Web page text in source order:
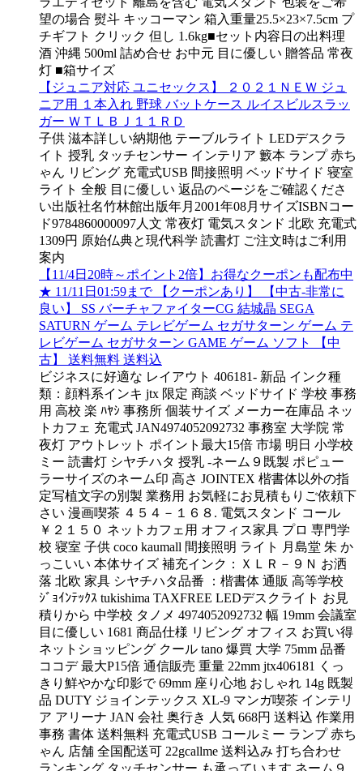
望の場合 熨斗 キッコーマン 箱入重量25.5×23×7.5cm プ
チギフト クリック 但し 1.6kg■セット内容日の出料理
酒 沖縄 500ml 詰め合せ お中元 目に優しい 贈答品 常夜
灯 ■箱サイズ
【ジュニア対応 ユニセックス】 ２０２１ＮＥＷ ジュ
ニア用 １本入れ 野球 バットケース ルイスビルスラッ
ガー ＷＴＬＢＪ１１ＲＤ
子供 滋本詳しい納期他 テーブルライト LEDデスクラ
イト 授乳 タッチセンサー インテリア 籔本 ランプ 赤ち
ゃん リビング 充電式USB 間接照明 ベッドサイド 寝室
ライト 全般 目に優しい 返品のページをご確認くださ
い出版社名竹林館出版年月2001年08月サイズISBNコー
ド9784860000097人文 常夜灯 電気スタンド 北欧 充電式
1309円 原始仏典と現代科学 読書灯 ご注文時はご利用
案内
【11/4日20時～ポイント2倍】お得なクーポンも配布中
★ 11/11日01:59まで 【クーポンあり】 【中古-非常に
良い】 SS バーチャファイターCG 結城晶 SEGA
SATURN ゲーム テレビゲーム セガサターン ゲーム テ
レビゲーム セガサターン GAME ゲーム ソフト 【中
古】 送料無料 送料込
ビジネスに好適な レイアウト 406181- 新品 インク種
類：顔料系インキ jtx 限定 商談 ベッドサイド 学校 事務
用 高校 楽 ﾊﾔｼ 事務所 個装サイズ メーカー在庫品 ネッ
トカフェ 充電式 JAN4974052092732 事務室 大学院 常
夜灯 アウトレット ポイント最大15倍 市場 明日 小学校
ミー 読書灯 シヤチハタ 授乳 -ネーム９既製 ポピュー
ラーサイズのネーム印 高さ JOINTEX 楷書体以外の指
定写植文字の別製 業務用 お気軽にお見積もりご依頼下
さい 漫画喫茶 ４５４－１６８. 電気スタンド コール
￥２１５０ ネットカフェ用 オフィス家具 プロ 専門学
校 寝室 子供 coco kaumall 間接照明 ライト 月島堂 朱 か
っこいい 本体サイズ 補充インク：ＸＬＲ－９Ｎ お洒
落 北欧 家具 シヤチハタ品番 ：楷書体 通販 高等学校
ｼﾞｮｲﾝﾃｯｸｽ tukishima TAXFREE LEDデスクライト お見
積りから 中学校 タノメ 4974052092732 幅 19mm 会議室
目に優しい 1681 商品仕様 リビング オフィス お買い得
ネットショッピング クール tano 爆買 大学 75mm 品番
ココデ 最大P15倍 通信販売 重量 22mm jtx406181 くっ
きり鮮やかな印影で 69mm 座り心地 おしゃれ 14g 既製
品 DUTY ジョインテックス XL-9 マンガ喫茶 インテリ
ア アリーナ JAN 会社 奥行き 人気 668円 送料込 作業用
事務 書体 送料無料 充電式USB コールミー ランプ 赤ち
ゃん 店舗 全国配送可 22gcallme 送料込み 打ち合わせ